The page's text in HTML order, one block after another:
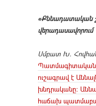
«Քննադատական
վերադասավորում
Սմբատ Խ.
Պատմագիտական
ուշագրավ է
խնդրականը։
հաճախ